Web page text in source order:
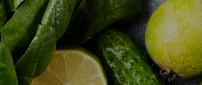
生鮮MDシステム
イーサポートリンクシステム
業務受託サービス（BPO）
農産物の生産・調達・販売
トップメッセージ
経営理念・経営ビジョン
コーポレートガバナンス
企業概要
事業所案内
関係会社
これまでの歩み
IRニュース
IRカレンダー
IRライブラリー